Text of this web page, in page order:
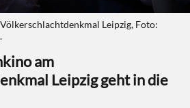
Leipzig, Foto:
am
Leipzig geht in die